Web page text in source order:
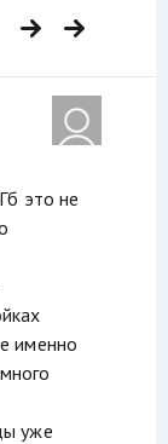
это не
именно
уже